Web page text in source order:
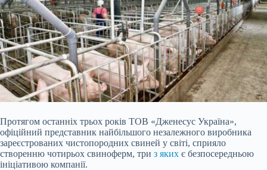
Протягом останніх трьох років ТОВ «Дженесус Україна»,
офіційний представник найбільшого незалежного виробника
зареєстрованих чистопородних свиней у світі, сприяло
створенню чотирьох свиноферм, три з яких є безпосередньою
ініціативою компанії.